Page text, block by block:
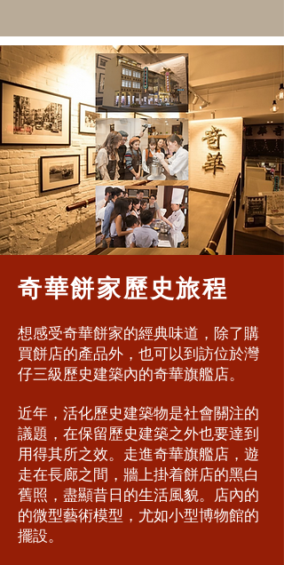
奇華餅家歷史旅程
想感受奇華餅家的經典味道，除了購
買餅店的產品外，也可以到訪位於灣
仔三級歷史建築內的奇華旗艦店。
近年，活化歷史建築物是社會關注的
議題，在保留歷史建築之外也要達到
用得其所之效。走進奇華旗艦店，遊
走在長廊之間，牆上掛着餅店的黑白
舊照，盡顯昔日的生活風貌。店內的
的微型藝術模型，尤如小型博物館的
擺設。